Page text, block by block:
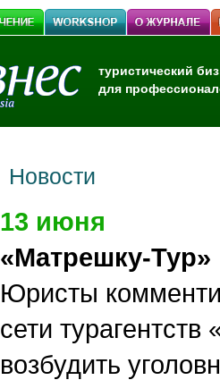
туристический
для
Новости
13 июня
«Матрешку-
Юристы
сети
возбудить